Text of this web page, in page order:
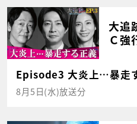
大追
Ｃ強
Episode3 大炎上…暴走
8月5日(水)放送分